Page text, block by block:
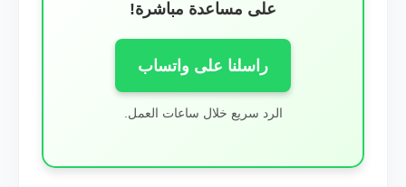
على مساعدة مباشرة!
راسلنا على واتساب
الرد سريع خلال ساعات العمل.